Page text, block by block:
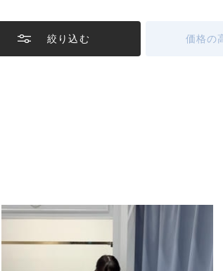
絞り込む 価格の